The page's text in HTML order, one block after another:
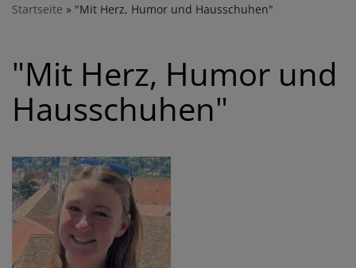
Startseite "Mit Herz, Humor und Hausschuhen"
"Mit Herz, Humor und
Hausschuhen"